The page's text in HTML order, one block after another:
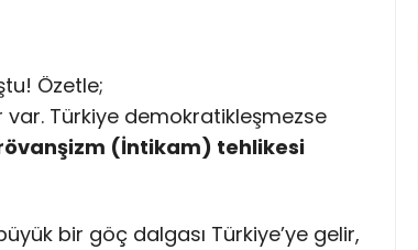
Özetle;
var. Türkiye demokratikleşmezse
(İntikam) tehlikesi
bir göç dalgası Türkiye’ye gelir,